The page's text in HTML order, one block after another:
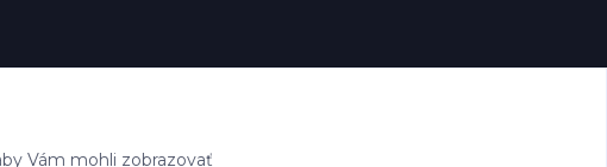
Vám mohli zobrazovať